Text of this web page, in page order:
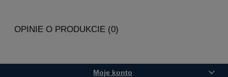
OPINIE O PRODUKCIE (0)
Moje konto